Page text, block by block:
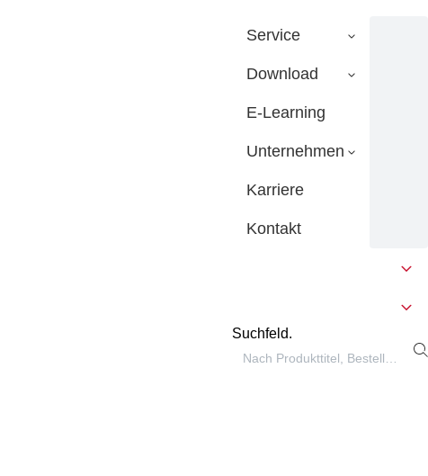
Service
Download
E-Learning
Unternehmen
Karriere
Kontakt
Suchfeld.